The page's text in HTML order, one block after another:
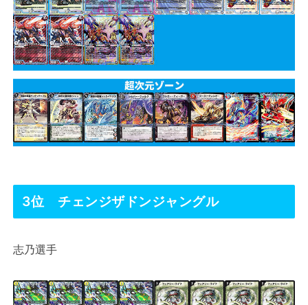
3位 チェンジザドンジャングル
志乃選手